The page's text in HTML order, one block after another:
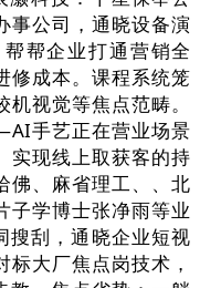
事公司，通晓设备演
帮企业打通营销全
修成本。课程系统笼
视觉等焦点范畴。
手艺正在营业场景
实现线上取获客的持
佛、麻省理工、、北
子学博士张净雨等业
搜刮，通晓企业短视
大厂焦点岗技术，